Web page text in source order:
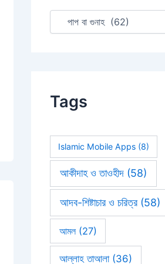
:
Tags
Islamic Mobile Apps(8)
আকীদাহ ও তাওহীদ(58)
আদব-শিষ্টাচার ও চরিত্র(58)
আমল(27)
আল্লাহ তাআলা(36)